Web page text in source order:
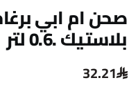
صحن ام ابي
بلاستيك .0.6 لتر
32.21